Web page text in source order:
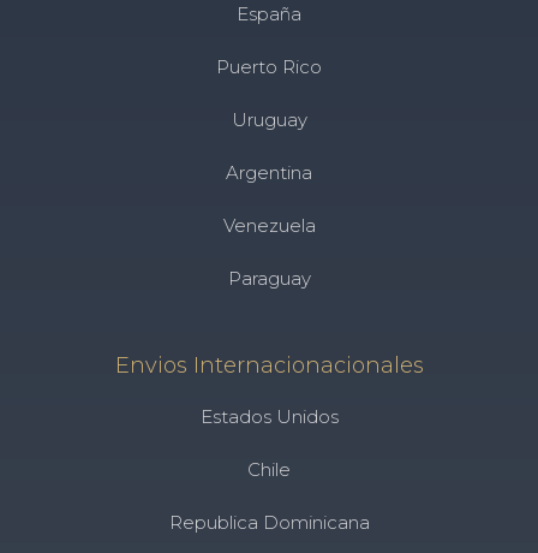
España
Puerto Rico
Uruguay
Argentina
Venezuela
Paraguay
Envios Internacionacionales
Estados Unidos
Chile
Republica Dominicana